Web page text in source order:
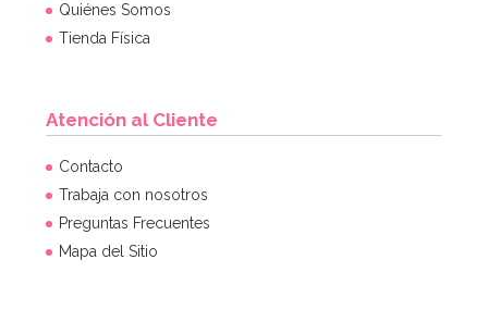
Quiénes Somos
Tienda Física
Atención al Cliente
Contacto
Trabaja con nosotros
Preguntas Frecuentes
Mapa del Sitio